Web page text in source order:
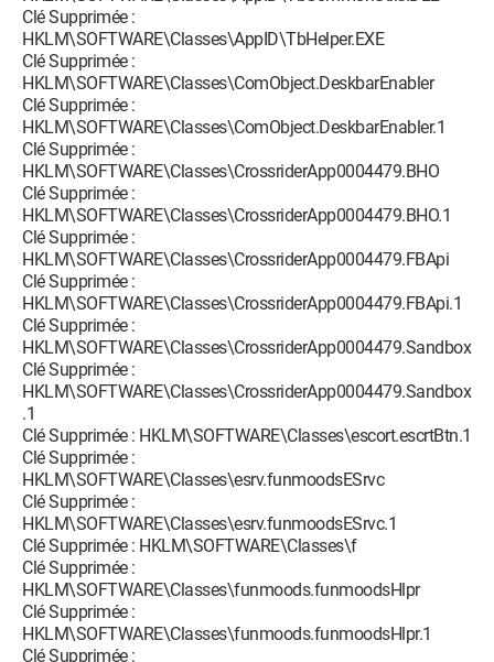
Clé Supprimée :
HKLM\SOFTWARE\Classes\AppID\TbHelper.EXE
Clé Supprimée :
HKLM\SOFTWARE\Classes\ComObject.DeskbarEnabler
Clé Supprimée :
HKLM\SOFTWARE\Classes\ComObject.DeskbarEnabler.1
Clé Supprimée :
HKLM\SOFTWARE\Classes\CrossriderApp0004479.BHO
Clé Supprimée :
HKLM\SOFTWARE\Classes\CrossriderApp0004479.BHO.1
Clé Supprimée :
HKLM\SOFTWARE\Classes\CrossriderApp0004479.FBApi
Clé Supprimée :
HKLM\SOFTWARE\Classes\CrossriderApp0004479.FBApi.1
Clé Supprimée :
HKLM\SOFTWARE\Classes\CrossriderApp0004479.Sandbox
Clé Supprimée :
HKLM\SOFTWARE\Classes\CrossriderApp0004479.Sandbox
.1
Clé Supprimée : HKLM\SOFTWARE\Classes\escort.escrtBtn.1
Clé Supprimée :
HKLM\SOFTWARE\Classes\esrv.funmoodsESrvc
Clé Supprimée :
HKLM\SOFTWARE\Classes\esrv.funmoodsESrvc.1
Clé Supprimée : HKLM\SOFTWARE\Classes\f
Clé Supprimée :
HKLM\SOFTWARE\Classes\funmoods.funmoodsHlpr
Clé Supprimée :
HKLM\SOFTWARE\Classes\funmoods.funmoodsHlpr.1
Clé Supprimée :